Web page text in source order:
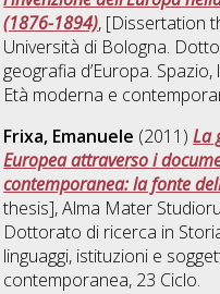
(1876-1894), [Dissertation
Università di Bologna.
geografia d’Europa.
Età moderna e
Frixa, Emanuele (2011)La
Europea attraverso i
contemporanea: la fonte
thesis], Alma Mater
Dottorato di ricerca in
linguaggi, istituzioni e
contemporanea, 23 Ciclo.